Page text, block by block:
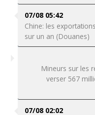
07/08 05:42
Chine: les
sur un an (Douanes)
Mineurs sur les
verser 567
07/08 02:02